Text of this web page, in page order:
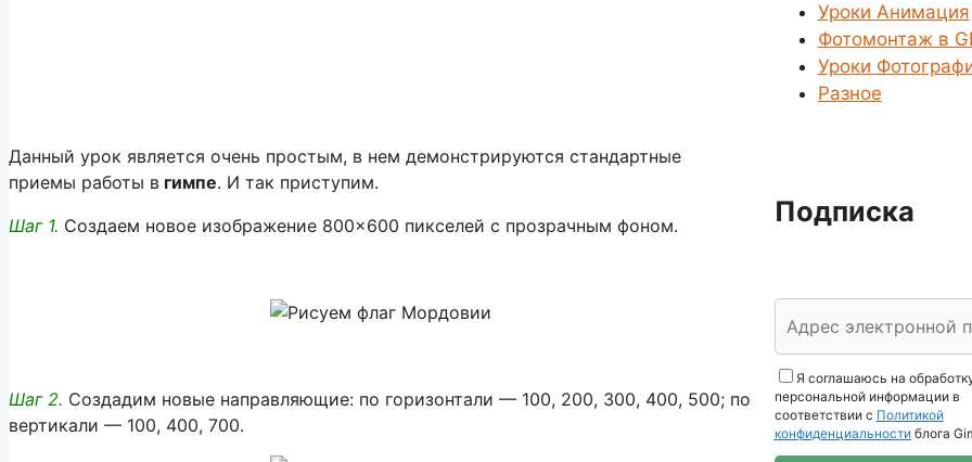
Данный урок является очень простым, в нем демонстрируются стандартные
приемы работы в гимпе. И так приступим.
Шаг 1. Создаем новое изображение 800×600 пикселей с прозрачным фоном.
Шаг 2. Создадим новые направляющие: по горизонтали — 100, 200, 300, 400, 500; по
вертикали — 100, 400, 700.
Уроки Анимация
Фотомонтаж в
Уроки
Разное
Подписка
Я соглашаюсь на
персональной информации в
соответствии с Политикой
конфиденциальностиблога